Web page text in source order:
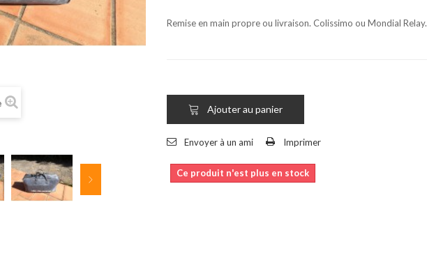
Remise en main propre ou livraison. Colissimo ou Mondial Relay.
Ajouter au panier
Envoyer à un ami Imprimer
Ce produit n'est plus en stock